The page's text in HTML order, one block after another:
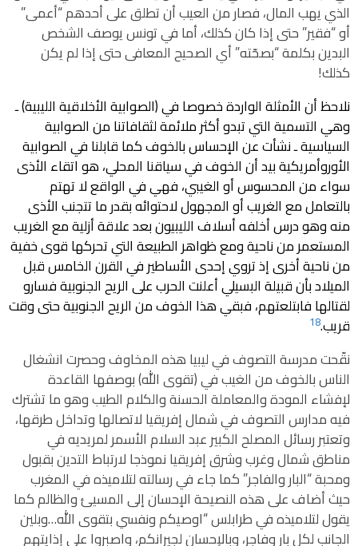
الذي يهب المال، فصار من العيب أن تطلق على أحدهم “أعمى”
أو “فقير” حتى إذا كان كذلك، أما في تونس يوصف الشخص
البدين بكلمة “بصحّته” أي الصحيح المعافى حتى إذا لم يكن
كذلك!
نلاحظ أن الأمثلة الواردة خصوصا في (الصوابية الأخلاقية الليبية) ـ
وهي التسمية التي تبدو أكثر ملائمة لثقافاتنا من الصوابية
السياسية ـ نشأت عن الإحساس بالخوف كما قابلنا في الصوابية
الأوروأمريكية بيد أن الخوف في سياقنا المحلي، هو اتقاء الأذى
سواء من المحسوس أو الغيبي، فهي في الواقع لا تهتم
بالتعامل مع الغريب أو المجهول لاحتوائه بقدر ما تتجنب الأذى
منه وهو درس أخلفه أسلاف الليبيون بعد علاقة أزلية مع الغريب
المستعمر من ناحية ومع ظواهر الطبيعة التي تحركها قوى خفية
من ناحية أخرى إذ تروي إحدى الأساطير في القرن الخامس قبل
الميلاد بأن قبيلة البسيلي أعلنت الحرب على الريح الجنوبية فسارو
لقتالها فابتلعتهم، فبقي هذا الخوف من الريح الجنوبية حتى وقت
قريب.18
نقّحت مدرسة التصوف في ليبيا هذه المخاوف وحصرت انشغال
الناس بالخوف من الغيب في (تقوى الله) بوصفها القاعدة
لإفشاء المودة والمعاملة الحسنة والكلام الطيب وهو ما تشترك
فيه مدارس التصوف في شمال إفريقيا لاتصالها وتداخل طرقها،
وتعتبر رسائل المصلح الكبير عبد السلام الأسمر لمريديه في
مناطق شمال وغرب وشرق إفريقيا نموذجا لارتباط التدين بقبول
ومحبة “البار والفاجر” كما جاء في رسالته لتلاميذه في المغرب
حيث أضاف على هذه النصيحة الإحسان إلى المسيئ والظالم كما
يقول لتلاميذه في طرابلس “اوصيكم ونفسي بتقوى الله…وبلين
الجانب لكل بار وفاجر، وبالإحسان لجيرانكم، واصبروا على إذايتهم